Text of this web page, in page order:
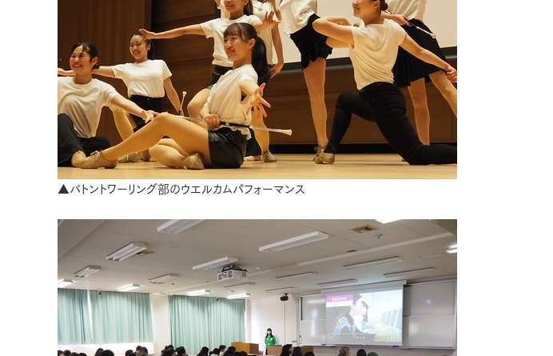
▲バトントワーリング部のウエルカムパフォーマンス